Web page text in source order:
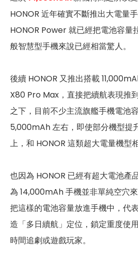
HONOR 近年確實不斷推出大電量
HONOR Power 就已經把電池容
般智慧型手機來說已經相當驚人。
後續 HONOR 又推出搭載
X80 Pro Max，直接把續航表現推
之下，目前不少主流旗艦手機電池
5,000mAh 左右，即使部分機型提
上，和 HONOR 這類超大電量機型
也因為 HONOR 已經有超大電池產
為 14,000mAh 手機並非單純空穴
把這樣的電池容量放進手機中，代
造「多日續航」定位，鎖定重度使
時間追劇或遊戲玩家。